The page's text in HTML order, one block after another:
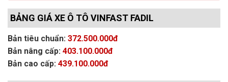
BẢNG GIÁ XE Ô TÔ VINFAST FADIL
Bản tiêu chuẩn: 372.500.000đ
Bản nâng cấp: 403.100.000đ
Bản cao cấp: 439.100.000đ